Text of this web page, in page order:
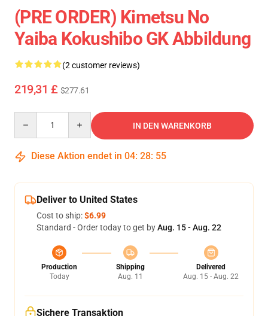
(PRE ORDER) Kimetsu No
Yaiba Kokushibo GK Abbildung
(2 customer reviews)
219,31 £ $277.61
IN DEN WARENKORB
Diese Aktion endet in 04: 28: 55
Deliver to United States
Cost to ship:$6.99
Standard - Order today to get byAug. 15 - Aug. 22
Production
Today
Shipping
Aug. 11
Delivered
Aug. 15 - Aug. 22
Sichere Transaktion